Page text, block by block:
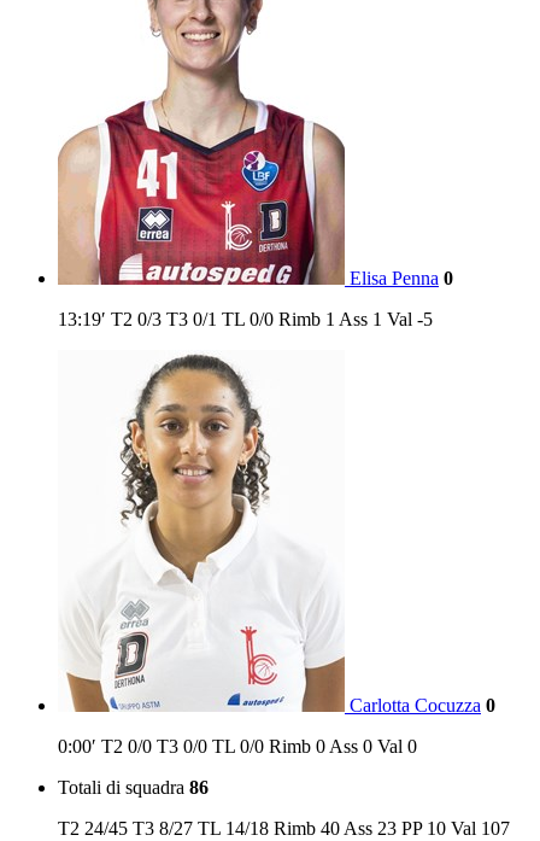
Elisa Penna 0
13:19′ T2 0/3 T3 0/1 TL 0/0 Rimb 1 Ass 1 Val -5
Carlotta Cocuzza 0
0:00′ T2 0/0 T3 0/0 TL 0/0 Rimb 0 Ass 0 Val 0
Totali di squadra 86
T2 24/45 T3 8/27 TL 14/18 Rimb 40 Ass 23 PP 10 Val 107